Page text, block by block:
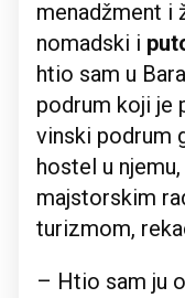
menadžment i
nomadski i
htio sam u
podrum koji je
vinski podrum
hostel u
majstorskim
turizmom,
– Htio sam ju